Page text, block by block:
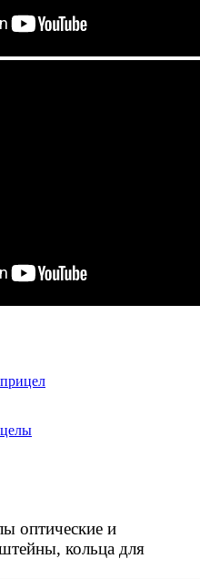
оптические и
кольца для